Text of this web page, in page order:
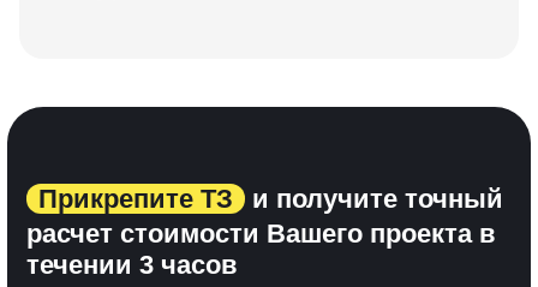
Прикрепите ТЗ
и получите точный
расчет стоимости Вашего проектав
течении 3 часов